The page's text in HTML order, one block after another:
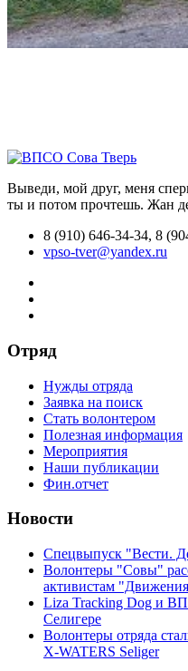
Выведи, мой друг, меня
ты и потом прочтешь. Жан
8 (910) 646-34-34, 8
vpso-tver@yandex.ru
Отряд
Нужды отряда
Заявка на поиск
Стать волонтером
Полезная информация
Мероприятия
Наши публикации
Фин.отчет
Новости
Спецвыпуск "Вести.
Волонтеры "Совы"
активистам
Liza Tracking Dog и
Селигере
Волонтеры отряда
X-WATERS Seliger